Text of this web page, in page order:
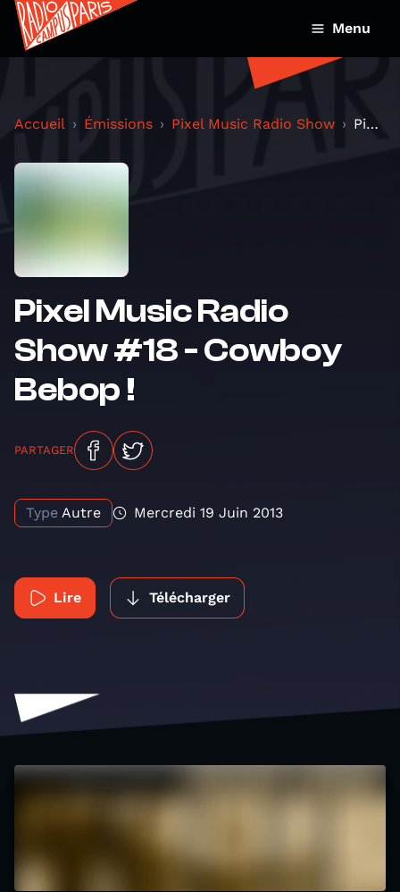
Menu
Accueil Émissions Pixel Music Radio Show Pixel Music Radio Show #18 - Cowboy Bebop !
Pixel Music Radio
Show #18 - Cowboy
Bebop !
PARTAGER
Type Autre Mercredi 19 Juin 2013
Lire Télécharger